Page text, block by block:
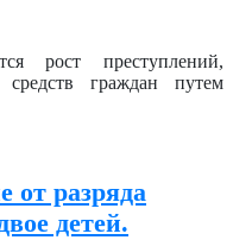
рост преступлений,
граждан путем
от разряда
детей.